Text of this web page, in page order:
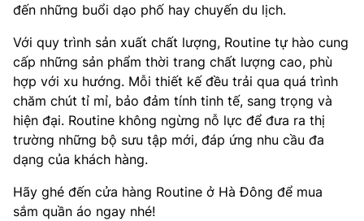
đến những buổi dạo phố hay chuyến du lịch.
Với quy trình sản xuất chất lượng, Routine tự hào cung
cấp những sản phẩm thời trang chất lượng cao, phù
hợp với xu hướng. Mỗi thiết kế đều trải qua quá trình
chăm chút tỉ mỉ, bảo đảm tính tinh tế, sang trọng và
hiện đại. Routine không ngừng nỗ lực để đưa ra thị
trường những bộ sưu tập mới, đáp ứng nhu cầu đa
dạng của khách hàng.
Hãy ghé đến cửa hàng Routine ở Hà Đông để mua
sắm quần áo ngay nhé!